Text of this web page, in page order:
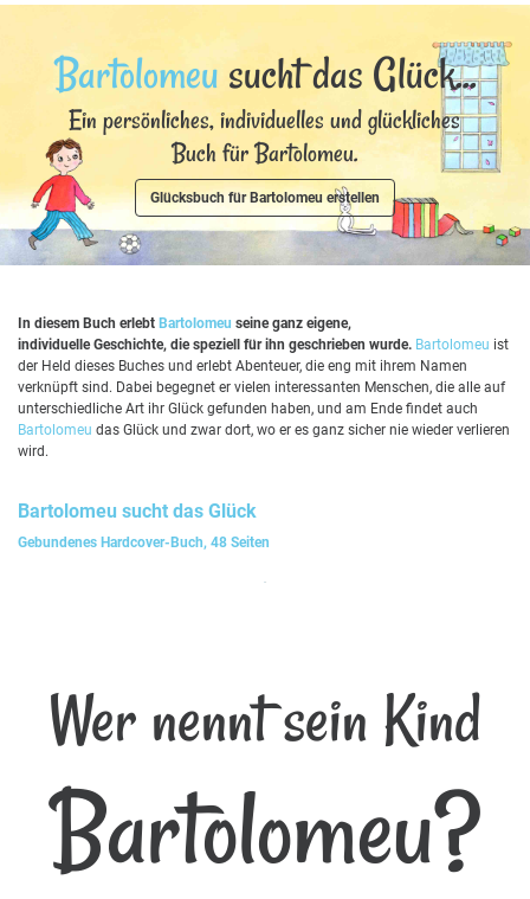
Bartolomeusucht das Glück...
Ein persönliches, individuelles und glückliches
Buch für Bartolomeu.
Glücksbuch für Bartolomeu erstellen
In diesem Buch erlebt Bartolomeu seine ganz eigene,
individuelle Geschichte, die speziell für ihn geschrieben wurde. Bartolomeu ist
der Held dieses Buches und erlebt Abenteuer, die eng mit ihrem Namen
verknüpft sind. Dabei begegnet er vielen interessanten Menschen, die alle auf
unterschiedliche Art ihr Glück gefunden haben, und am Ende findet auch
Bartolomeu das Glück und zwar dort, wo er es ganz sicher nie wieder verlieren
wird.
Bartolomeu sucht das Glück
Gebundenes Hardcover-Buch, 48 Seiten
Wer nennt sein Kind
Bartolomeu?